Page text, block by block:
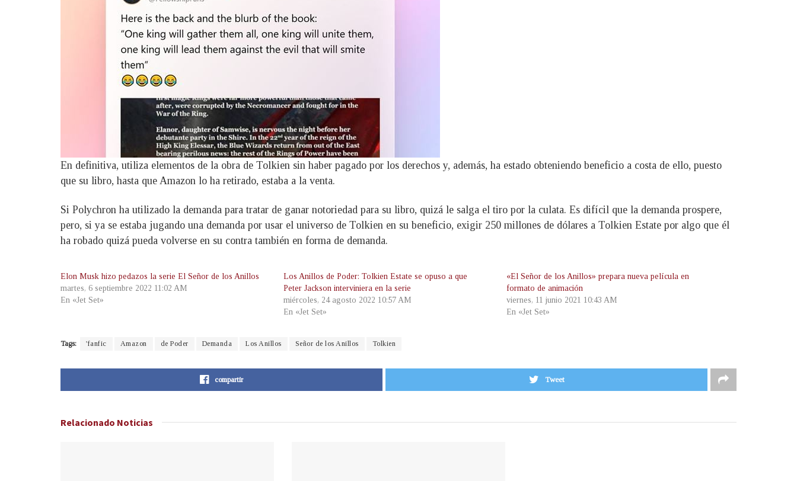
En definitiva, utiliza elementos de la obra de Tolkien sin haber pagado por los derechos y, además, ha estado obteniendo beneficio a costa de ello, puesto
que su libro, hasta que Amazon lo ha retirado, estaba a la venta.
Si Polychron ha utilizado la demanda para tratar de ganar notoriedad para su libro, quizá le salga el tiro por la culata. Es difícil que la demanda prospere,
pero, si ya se estaba jugando una demanda por usar el universo de Tolkien en su beneficio, exigir 250 millones de dólares a Tolkien Estate por algo que él
ha robado quizá pueda volverse en su contra también en forma de demanda.
Elon Musk hizo pedazos la serie El Señor de los Anillos
martes, 6 septiembre 2022 11:02 AM
En «Jet Set»
Los Anillos de Poder: Tolkien Estate se opuso a que
Peter Jackson interviniera en la serie
miércoles, 24 agosto 2022 10:57 AM
En «Jet Set»
«El Señor de los Anillos» prepara nueva película en
formato de animación
viernes, 11 junio 2021 10:43 AM
En «Jet Set»
Tags: 'fanfic Amazon de Poder Demanda Los Anillos Señor de los Anillos Tolkien
compartir Tweet
Relacionado Noticias